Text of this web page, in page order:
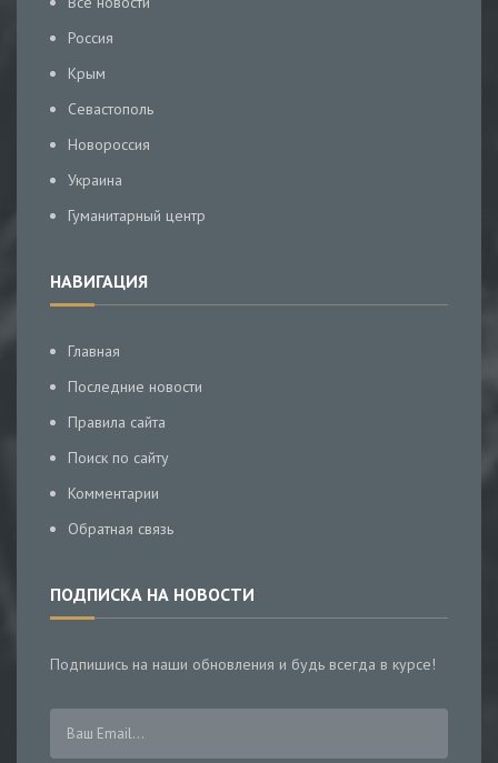
Россия
Крым
Севастополь
Новороссия
Украина
Гуманитарный центр
НАВИГАЦИЯ
Главная
Последние новости
Правила сайта
Поиск по сайту
Комментарии
Обратная связь
ПОДПИСКА НА НОВОСТИ
Подпишись на наши обновления и будь всегда в курсе!